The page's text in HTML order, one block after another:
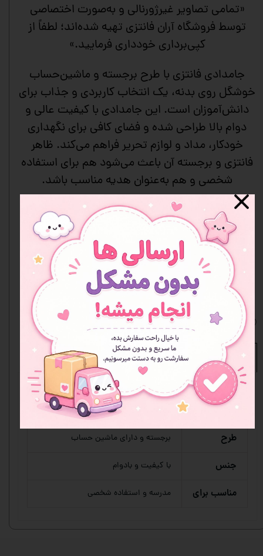
«تمامی تصاویر غیرژورنالی و به‌صورت اختصاصی
توسط فروشگاه آران فانتزی تهیه شده‌اند؛ لطفاً از
کپی‌برداری خودداری فرمایید.»
جامدادی فانتزی با طرح برجسته و ماشین‌حساب
خوشگل روی بدنه، یک انتخاب کاربردی و جذاب برای
دانش‌آموزان است. این جامدادی با کیفیت عالی و
دوام بالا طراحی شده و فضای کافی برای نگهداری
خودکار، مداد و لوازم تحریر فراهم می‌کند. ظاهر
فانتزی و برجسته آن باعث می‌شود هم برای استفاده
شخصی و هم به‌عنوان هدیه مناسب باشد.
• طرح برجسته جذاب و فانتزی
• دارای ماشین‌حساب روی بدنه
• فضای کافی برای نوشت‌افزارها
• کیفیت عالی و بادوام
• مناسب استفاده دانش‌آموزان
• گزینه‌ای مناسب برای هدیه
افزودن به علاقه مندی ها
مشخصات محصول نظرات
نوع
محصول
جامدادی فانتزی
طرح برجسته و دارای ماشین حساب
جنس با کیفیت و بادوام
مناسب برای مدرسه و استفاده شخصی